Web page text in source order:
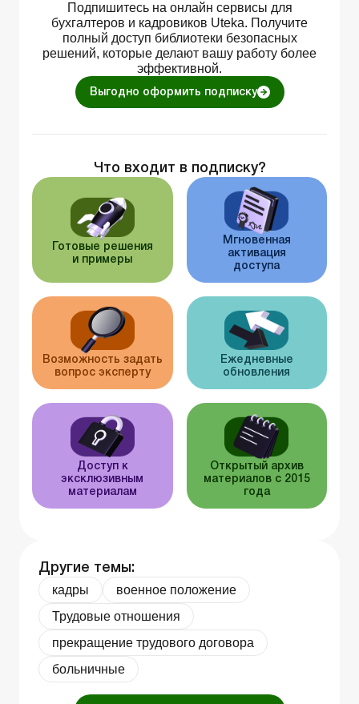
Подпишитесь на онлайн сервисы для
бухгалтеров и кадровиков Uteka. Получите
полный доступ библиотеки безопасных
решений, которые делают вашу работу более
эффективной.
Выгодно оформить подписку
Что входит в подписку?
Готовые решения
и примеры
Мгновенная
активация
доступа
Возможность задать
вопрос эксперту
Ежедневные
обновления
Доступ к
эксклюзивным
материалам
Открытый архив
материалов с 2015
года
Другие темы:
кадры
военное положение
Трудовые отношения
прекращение трудового договора
больничные